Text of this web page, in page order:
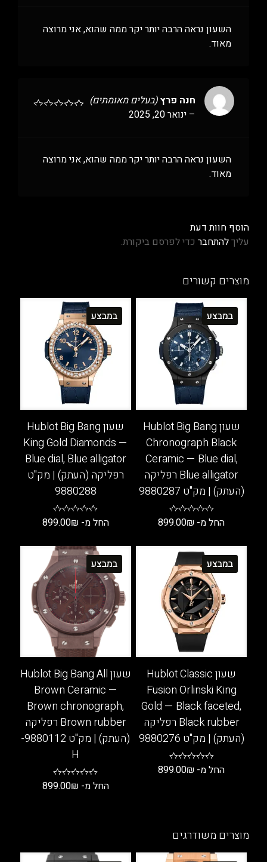
השעון נראה הרבה יותר יקר ממה שהוא, אני מרוצה
מאוד.
חנה פרץ(בעלים מאומתים)
– ינואר 20, 2025
השעון נראה הרבה יותר יקר ממה שהוא, אני מרוצה
מאוד.
הוסף חוות דעת
עליךלהתחבר כדי לפרסם ביקורת.
מוצרים קשורים
במבצע
שעון Hublot Big Bang
Chronograph Black
Ceramic — Blue dial,
Blue alligator רפליקה
(העתק) | מק"ט 9880287
החל מ- 899.00₪
זה
יש
מספר
סוגים.
ניתן
לבחור
האפשרויות
בעמוד
המוצר
במבצע
שעון Hublot Big Bang
King Gold Diamonds —
Blue dial, Blue alligator
רפליקה (העתק) | מק"ט
9880288
החל מ- 899.00₪
זה
יש
מספר
סוגים.
ניתן
לבחור
את
האפשרויות
בעמוד
המוצר
במבצע
שעון Hublot Classic
Fusion Orlinski King
Gold — Black faceted,
Black rubber רפליקה
(העתק) | מק"ט 9880276
החל מ- 899.00₪
מספר
במבצע
שעון Hublot Big Bang All
Brown Ceramic —
Brown chronograph,
Brown rubber רפליקה
(העתק) | מק"ט 9880112-
H
החל מ- 899.00₪
מוצרים משודרגים